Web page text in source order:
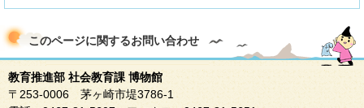
このページに関するお問い合わせ
教育推進部 社会教育課 博物館
〒253-0006 茅ヶ崎市堤3786-1